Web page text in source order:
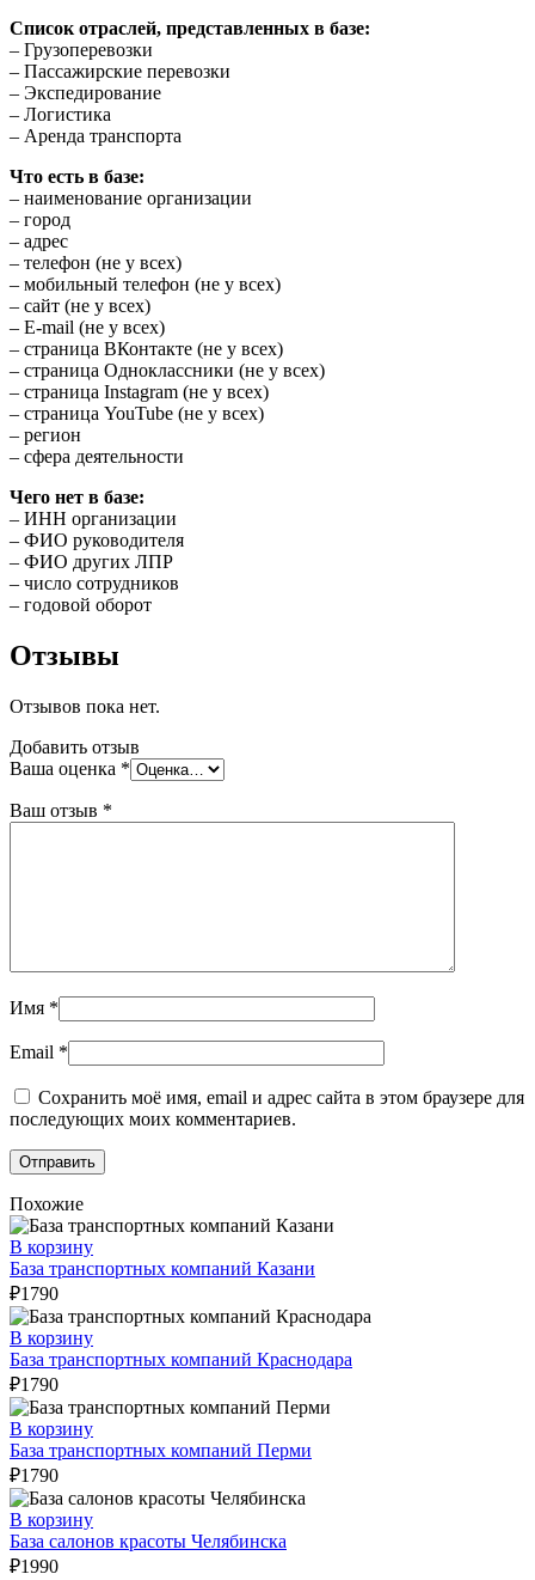
Список отраслей, представленных в базе:
– Грузоперевозки
– Пассажирские перевозки
– Экспедирование
– Логистика
– Аренда транспорта
Что есть в базе:
– наименование организации
– город
– адрес
– телефон (не у всех)
– мобильный телефон (не у всех)
– сайт (не у всех)
– E-mail (не у всех)
– страница ВКонтакте (не у всех)
– страница Одноклассники (не у всех)
– страница Instagram (не у всех)
– страница YouTube (не у всех)
– регион
– сфера деятельности
Чего нет в базе:
– ИНН организации
– ФИО руководителя
– ФИО других ЛПР
– число сотрудников
– годовой оборот
Отзывы
Отзывов пока нет.
Добавить отзыв
Ваша оценка *
Ваш отзыв *
Имя *
Email *
Сохранить моё имя, email и адрес сайта в этом браузере для
последующих моих комментариев.
Похожие
В корзину
База транспортных компаний Казани
₽1790
В корзину
База транспортных компаний Краснодара
₽1790
В корзину
База транспортных компаний Перми
₽1790
В корзину
База салонов красоты Челябинска
₽1990